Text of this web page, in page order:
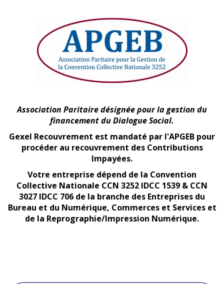
Association Paritaire désignée pour la gestion du
financementdu Dialogue Social.
Gexel Recouvrement est mandaté par l'APGEB pour
procéder au recouvrement des Contributions
Impayées.
Votre entreprise dépend de la Convention
Collective Nationale CCN 3252 IDCC 1539 & CCN
3027 IDCC 706 de la branche des Entreprises du
Bureau et du Numérique, Commerces et Services et
de la Reprographie/Impression Numérique.